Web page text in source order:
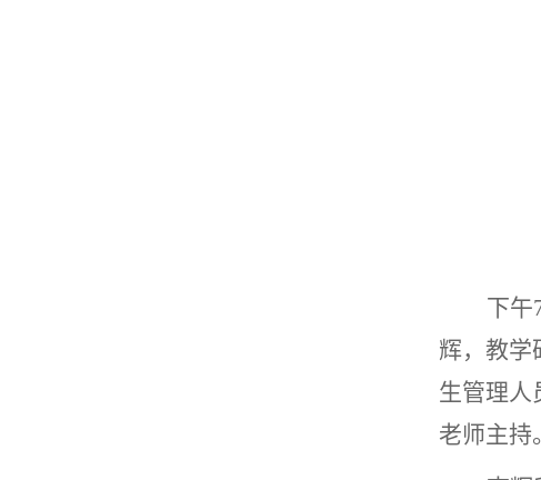
下午
辉，教学
生管理人
老师主持。